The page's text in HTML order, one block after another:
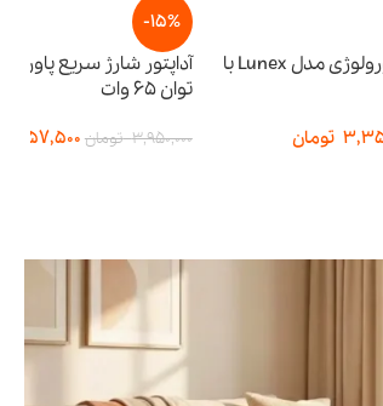
آداپتور شارژ سریع پاورولوژی مدل Lunex با
3,950,000 تومان 3,357,500 تومان